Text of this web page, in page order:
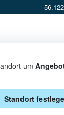
um
Standort